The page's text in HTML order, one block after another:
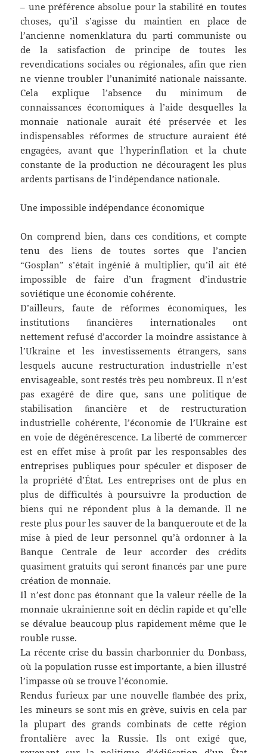
– une préférence absolue pour la stabilité en toutes
choses, qu’il s’agisse du maintien en place de
l’ancienne nomenklatura du parti communiste ou
de la satisfaction de principe de toutes les
revendications sociales ou régionales, afin que rien
ne vienne troubler l’unanimité nationale naissante.
Cela explique l’absence du minimum de
connaissances économiques à l’aide desquelles la
monnaie nationale aurait été préservée et les
indispensables réformes de structure auraient été
engagées, avant que l’hyperinflation et la chute
constante de la production ne découragent les plus
ardents partisans de l’indépendance nationale.
Une impossible indépendance économique
On comprend bien, dans ces conditions, et compte
tenu des liens de toutes sortes que l’ancien
“Gosplan” s’était ingénié à multiplier, qu’il ait été
impossible de faire d’un fragment d’industrie
soviétique une économie cohérente.
D’ailleurs, faute de réformes économiques, les
institutions ﬁnancières internationales ont
nettement refusé d’accorder la moindre assistance à
l’Ukraine et les investissements étrangers, sans
lesquels aucune restructuration industrielle n’est
envisageable, sont restés très peu nombreux. Il n’est
pas exagéré de dire que, sans une politique de
stabilisation ﬁnancière et de restructuration
industrielle cohérente, l’économie de l’Ukraine est
en voie de dégénérescence. La liberté de commercer
est en effet mise à proﬁt par les responsables des
entreprises publiques pour spéculer et disposer de
la propriété d’État. Les entreprises ont de plus en
plus de difficultés à poursuivre la production de
biens qui ne répondent plus à la demande. Il ne
reste plus pour les sauver de la banqueroute et de la
mise à pied de leur personnel qu’à ordonner à la
Banque Centrale de leur accorder des crédits
quasiment gratuits qui seront ﬁnancés par une pure
création de monnaie.
Il n’est donc pas étonnant que la valeur réelle de la
monnaie ukrainienne soit en déclin rapide et qu’elle
se dévalue beaucoup plus rapidement même que le
rouble russe.
La récente crise du bassin charbonnier du Donbass,
où la population russe est importante, a bien illustré
l’impasse où se trouve l’économie.
Rendus furieux par une nouvelle ﬂambée des prix,
les mineurs se sont mis en grève, suivis en cela par
la plupart des grands combinats de cette région
frontalière avec la Russie. Ils ont exigé que,